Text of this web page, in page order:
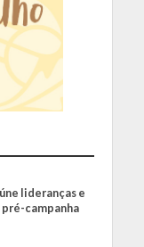
lideranças e
campanha